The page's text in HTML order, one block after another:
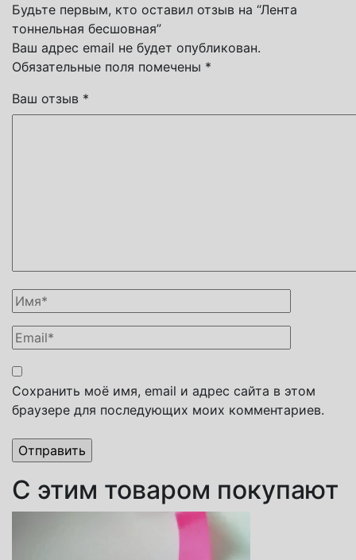
Будьте первым, кто оставил отзыв на “Лента
тоннельная бесшовная”
Ваш адрес email не будет опубликован.
Обязательные поля помечены *
Ваш отзыв *
Сохранить моё имя, email и адрес сайта в этом
браузере для последующих моих комментариев.
С этим товаром покупают